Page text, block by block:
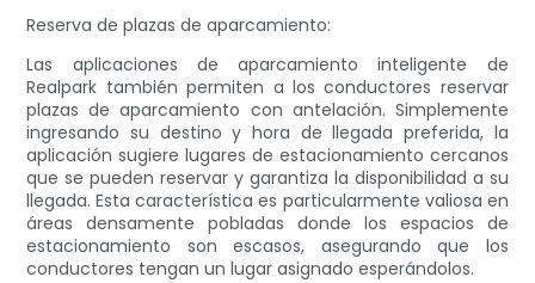
Reserva de plazas de aparcamiento:
Las aplicaciones de aparcamiento inteligente de
Realpark también permiten a los conductores reservar
plazas de aparcamiento con antelación. Simplemente
ingresando su destino y hora de llegada preferida, la
aplicación sugiere lugares de estacionamiento cercanos
que se pueden reservar y garantiza la disponibilidad a su
llegada. Esta característica es particularmente valiosa en
áreas densamente pobladas donde los espacios de
estacionamiento son escasos, asegurando que los
conductores tengan un lugar asignado esperándolos.